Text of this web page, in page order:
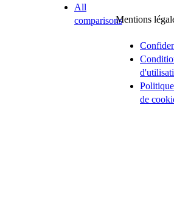
All
comparisonsMentions
Politique
de